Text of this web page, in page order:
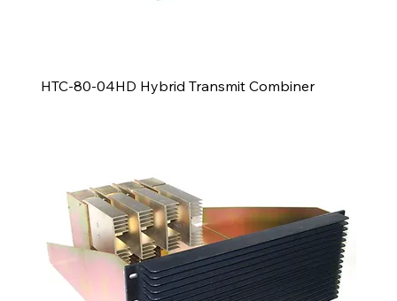
HTC-80-04HD Hybrid Transmit Combiner